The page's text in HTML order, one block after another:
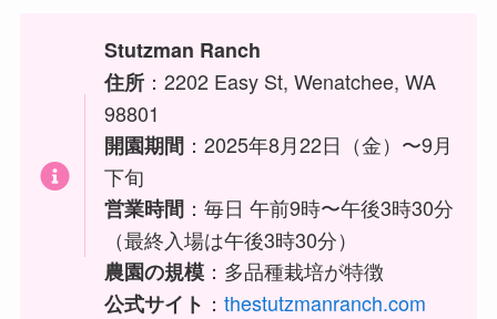
Stutzman Ranch
住所 ：2202 Easy St, Wenatchee, WA
98801
開園期間 ：2025年8月22日（金）〜9月
下旬
営業時間 ：毎日 午前9時〜午後3時30分
（最終入場は午後3時30分）
農園の規模 ：多品種栽培が特徴
公式サイト ：thestutzmanranch.com